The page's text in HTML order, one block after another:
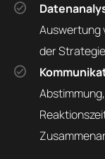
Auswertung
der